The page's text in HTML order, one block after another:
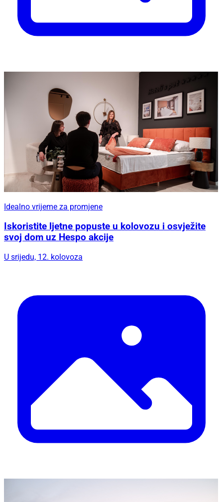
Idealno vrijeme za promjene
Iskoristite ljetne popuste u kolovozu i osvježite
svoj dom uz Hespo akcije
U srijedu, 12. kolovoza